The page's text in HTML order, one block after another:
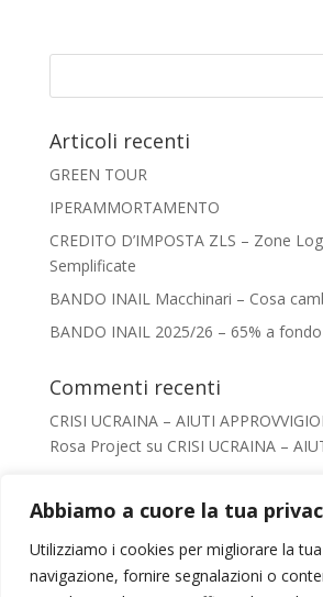
Abbiamo a cuore la tua
Utilizziamo i cookies per migliorare la
navigazione, fornire segnalazioni o
Articoli recenti
GREEN TOUR
IPERAMMORTAMENTO
CREDITO D’IMPOSTA ZLS – Zone
Semplificate
BANDO INAIL Macchinari – Cosa
BANDO INAIL 2025/26 – 65% a
Commenti recenti
CRISI UCRAINA – AIUTI
Rosa Projectsu CRISI UCRAINA –
VADEMECUM
chiarasu AIUTI AL TURISMO –